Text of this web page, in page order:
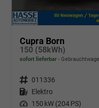
Cupra Born
150 (58kWh)
sofort lieferbar
Fahrzeugnr. 011336
Kraftstoff Elektro
Leistung 150 kW (204 PS)